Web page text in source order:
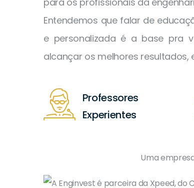
Entendemos que falar de
e personalizada é a base pra
alcançar os melhores resultados,
Professores
Experientes
Uma